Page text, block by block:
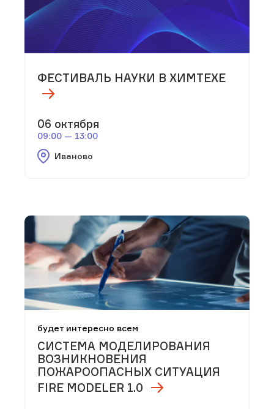
ФЕСТИВАЛЬ НАУКИ В ХИМТЕХЕ
06 октября
09:00 — 13:00
Иваново
будет интересно всем
СИСТЕМА МОДЕЛИРОВАНИЯ
ВОЗНИКНОВЕНИЯ
ПОЖАРООПАСНЫХ СИТУАЦИЯ
FIRE MODELER 1.0